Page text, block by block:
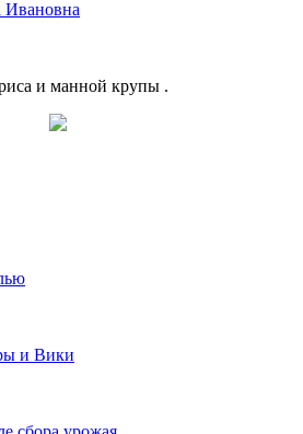
и манной крупы .
и Вики